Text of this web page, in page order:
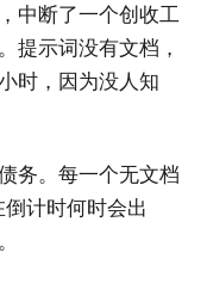
中断了一个创收工
提示词没有文档，
时，因为没人知
务。每一个无文档
计时何时会出